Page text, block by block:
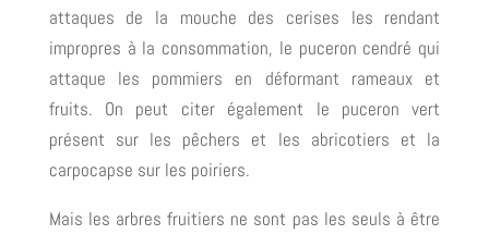
attaques de la mouche des cerises les rendant
impropres à la consommation, le puceron cendré qui
attaque les pommiers en déformant rameaux et
fruits. On peut citer également le puceron vert
présent sur les pêchers et les abricotiers et la
carpocapse sur les poiriers.
Mais les arbres fruitiers ne sont pas les seuls à être